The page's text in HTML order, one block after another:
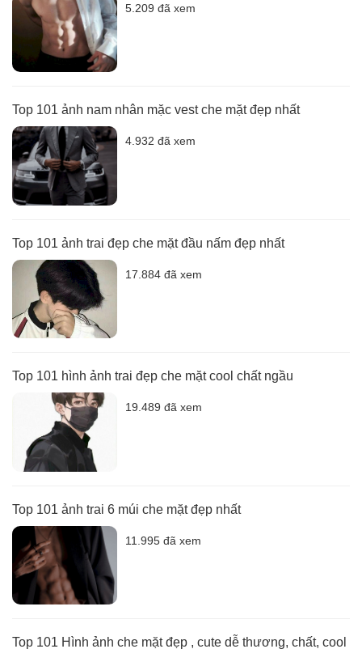
5.209 đã xem
Top 101 ảnh nam nhân mặc vest che mặt đẹp nhất
4.932 đã xem
Top 101 ảnh trai đẹp che mặt đầu nấm đẹp nhất
17.884 đã xem
Top 101 hình ảnh trai đẹp che mặt cool chất ngầu
19.489 đã xem
Top 101 ảnh trai 6 múi che mặt đẹp nhất
11.995 đã xem
Top 101 Hình ảnh che mặt đẹp , cute dễ thương, chất, cool